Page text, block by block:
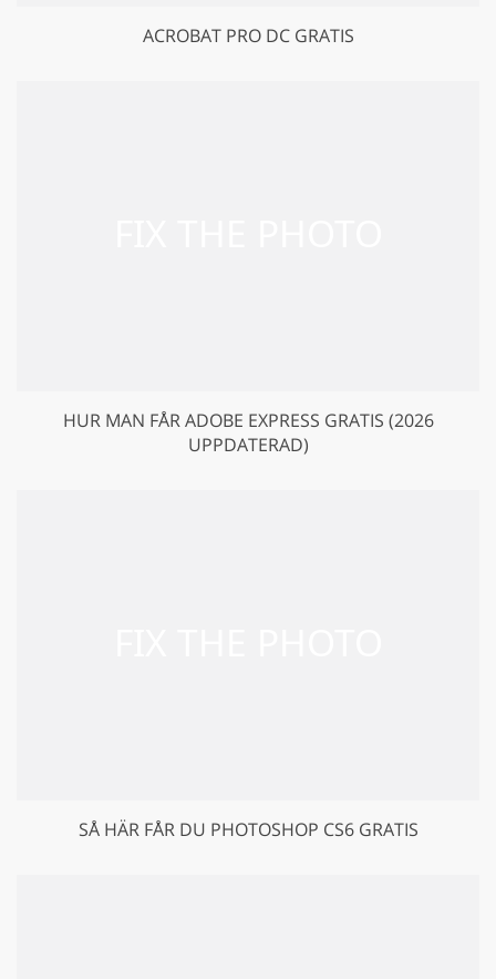
ACROBAT PRO DC GRATIS
HUR MAN FÅR ADOBE EXPRESS GRATIS (2026
UPPDATERAD)
SÅ HÄR FÅR DU PHOTOSHOP CS6 GRATIS